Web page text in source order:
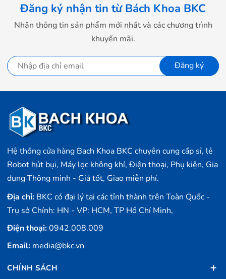
Đăng ký nhận tin từ Bách Khoa BKC
Nhận thông tin sản phẩm mới nhất và các chương trình
khuyến mãi.
Đăng ký
Hệ thống cửa hàng Bach Khoa BKC chuyên cung cấp sỉ, lẻ
Robot hút bụi, Máy lọc không khí, Điện thoại, Phụ kiện, Gia
dụng Thông minh - Giá tốt, Giao miễn phí.
Địa chỉ: BKC có đại lý tại các tỉnh thành trên Toàn Quốc -
Trụ sở Chính: HN - VP: HCM, TP Hồ Chí Minh,
Điện thoại:0942.008.009
Email: media@bkc.vn
CHÍNH SÁCH